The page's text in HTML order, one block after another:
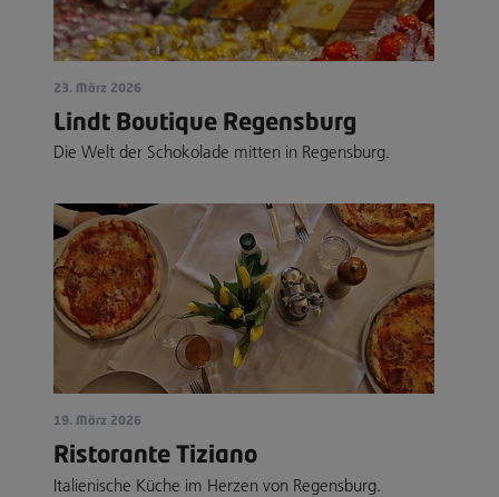
23. März 2026
Lindt Boutique Regensburg
Die Welt der Schokolade mitten in Regensburg.
19. März 2026
Ristorante Tiziano
Italienische Küche im Herzen von Regensburg.